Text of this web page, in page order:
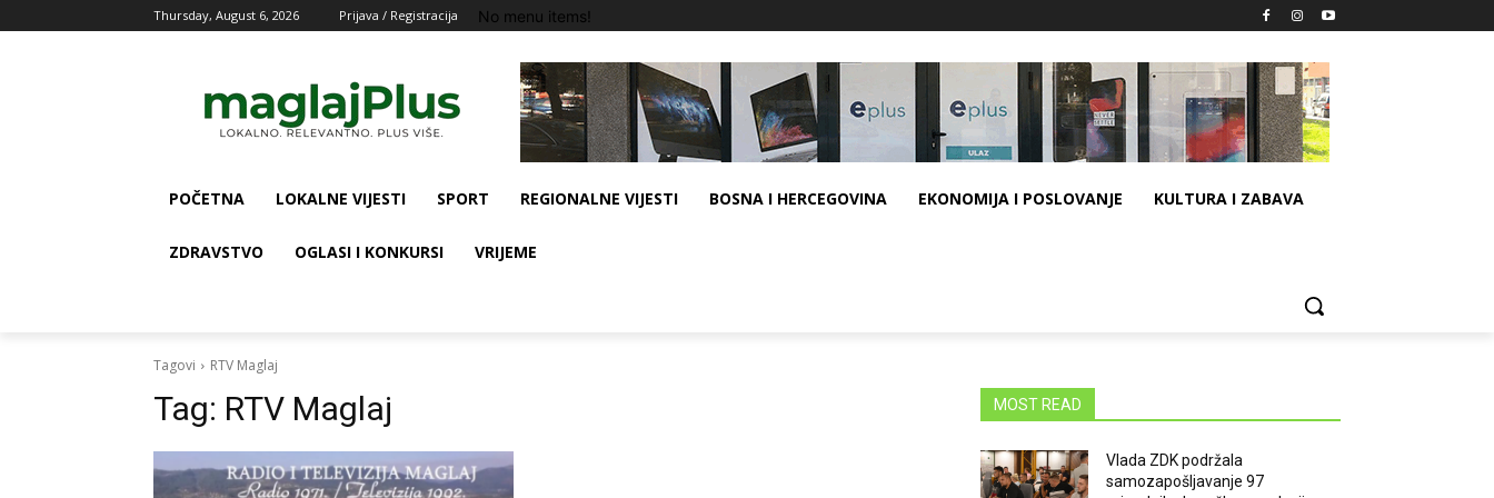
Thursday, August 6, 2026 Prijava / Registracija No menu items!
POČETNA LOKALNE VIJESTI SPORT REGIONALNE VIJESTI BOSNA I HERCEGOVINA EKONOMIJA I POSLOVANJE KULTURA I ZABAVA
ZDRAVSTVO OGLASI I KONKURSI VRIJEME
Tagovi RTV Maglaj
Tag: RTV Maglaj MOST READ
Vlada ZDK podržala
samozapošljavanje 97